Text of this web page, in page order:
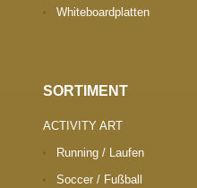
Whiteboardplatten
SORTIMENT
ACTIVITY ART
Running / Laufen
Soccer / Fußball